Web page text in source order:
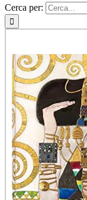
Cerca per: